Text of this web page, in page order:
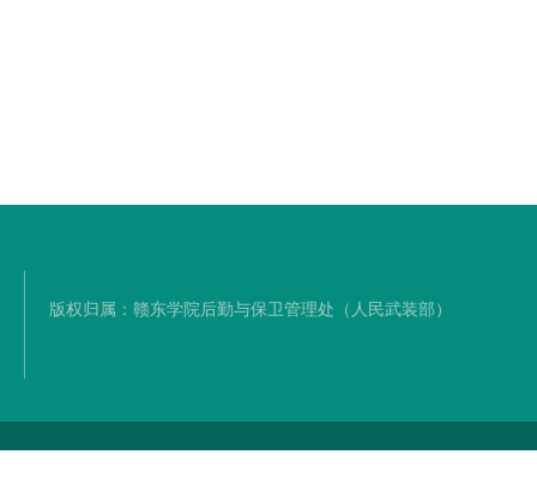
版权归属：赣东学院后勤与保卫管理处（人民武装部）